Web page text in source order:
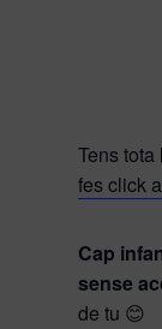
Tens
fes click
Cap
sense
de tu 😊